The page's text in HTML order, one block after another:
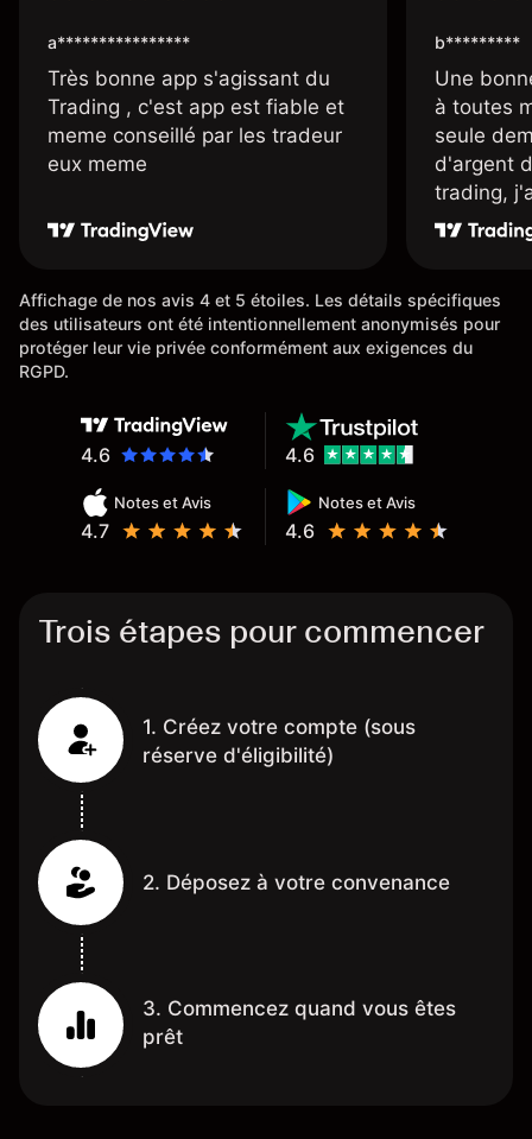
a****************
Très bonne app s'agissant du
Trading , c'est app est fiable et
meme conseillé par les tradeur
eux meme
b*********
Une
à toutes
seule
d'argent
trading,
une carte
Affichage de nos avis 4 et 5 étoiles. Les détails spécifiques
des utilisateurs ont été intentionnellement anonymisés pour
protéger leur vie privée conformément aux exigences du
RGPD.
4.6
Notes et Avis
4.7
Notes et Avis
4.6
4.6
Trois étapes pour commencer
1. Créez votre compte (sous
réserve d'éligibilité)
2. Déposez à votre convenance
3. Commencez quand vous êtes
prêt